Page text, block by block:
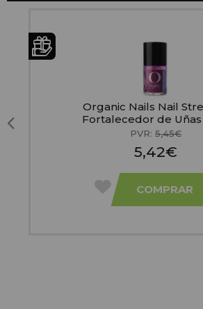
Organic Nails Nail
Fortalecedor de Uñas
PVR: 5,45€
5,42€
COMPRAR